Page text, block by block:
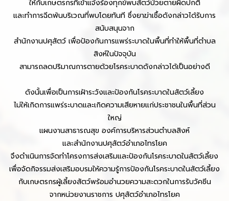
ให้กับเกษตรกรที่เข้าแจ้งร้องทุกข์พบสัตว์ป่วยตายผิดปกติ
และทำการฉีดพ้นบริเวณที่พบโดยทันที ซึ่งยาฆ่าเชื้อดังกล่าวได้รับการ
สนับสนุนจาก
สำนักงานปศุสัตว์ เพื่อป้องกันการแพร่ระบาดในพื้นที่ทำให้พื้นที่ตำบล
สิงห์ในปัจจุบัน
สามารถลดปริมาณการตายด้วยโรคระบาดดังกล่าวได้เป็นอย่างดี
ดังนั้นเพื่อเป็นการเฝ้าระวังและป้องกันโรคระบาดในสัตว์เลี้ยง
ไม่ให้เกิดการแพร่ระบาดและเกิดความเสียหายแก่ประชาชนในพื้นที่ส่วน
ใหญ่
แผนงานสาธารณสุข องค์การบริหารส่วนตำบลสิงห์
และสำนักงานปศุสัตว์อำเภอไทรโยค
จึงดำเนินการจัดทำโครงการส่งเสริมและป้องกันโรคระบาดในสัตว์เลี้ยง
เพื่อจัดกิจรรมส่งเสริมอบรมให้ความรู้การป้องกันโรคระบาดในสัตว์เลี้ยง
กับเกษตรกรผู้เลี้ยงสัตว์พร้อมอำนวยความสะดวกในการรับวัคซีน
จากหน่วยงานราชการ ปศุสัตว์อำเภอไทรโยค